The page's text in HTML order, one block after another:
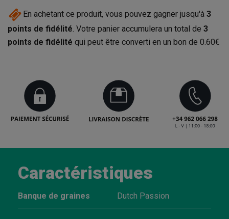
En achetant ce produit, vous pouvez gagner jusqu'à 3
points de fidélité. Votre panier accumulera un total de 3
points de fidélité qui peut être converti en un bon de 0.60€
Caractéristiques
Banque de graines Dutch Passion